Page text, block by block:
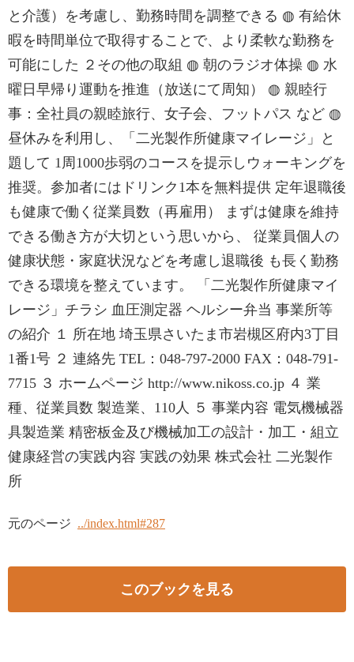
と介護）を考慮し、勤務時間を調整できる ◍ 有給休
暇を時間単位で取得することで、より柔軟な勤務を
可能にした ２その他の取組 ◍ 朝のラジオ体操 ◍ 水
曜日早帰り運動を推進（放送にて周知） ◍ 親睦行
事：全社員の親睦旅行、女子会、フットパス など ◍
昼休みを利用し、「二光製作所健康マイレージ」と
題して 1周1000歩弱のコースを提示しウォーキングを
推奨。参加者にはドリンク1本を無料提供 定年退職後
も健康で働く従業員数（再雇用） まずは健康を維持
できる働き方が大切という思いから、 従業員個人の
健康状態・家庭状況などを考慮し退職後 も長く勤務
できる環境を整えています。 「二光製作所健康マイ
レージ」チラシ 血圧測定器 ヘルシー弁当 事業所等
の紹介 １ 所在地 埼玉県さいたま市岩槻区府内3丁目
1番1号 ２ 連絡先 TEL：048-797-2000 FAX：048-791-
7715 ３ ホームページ http://www.nikoss.co.jp ４ 業
種、従業員数 製造業、110人 ５ 事業内容 電気機械器
具製造業 精密板金及び機械加工の設計・加工・組立
健康経営の実践内容 実践の効果 株式会社 二光製作
所
元のページ ../index.html#287
このブックを見る